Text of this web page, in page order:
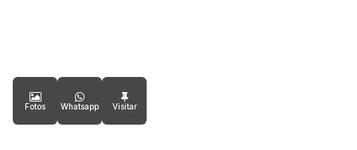
Fotos Whatsapp